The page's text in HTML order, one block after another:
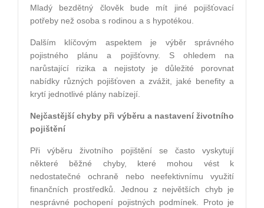
Mladý bezdětný člověk bude mít jiné pojišťovací
potřeby než osoba s rodinou a s hypotékou.
Dalším klíčovým aspektem je výběr správného
pojistného plánu a pojišťovny. S ohledem na
narůstající rizika a nejistoty je důležité porovnat
nabídky různých pojišťoven a zvážit, jaké benefity a
krytí jednotlivé plány nabízejí.
Nejčastější chyby při výběru a nastavení životního
pojištění
Při výběru životního pojištění se často vyskytují
některé běžné chyby, které mohou vést k
nedostatečné ochraně nebo neefektivnímu využití
finančních prostředků. Jednou z největších chyb je
nesprávné pochopení pojistných podmínek. Proto je